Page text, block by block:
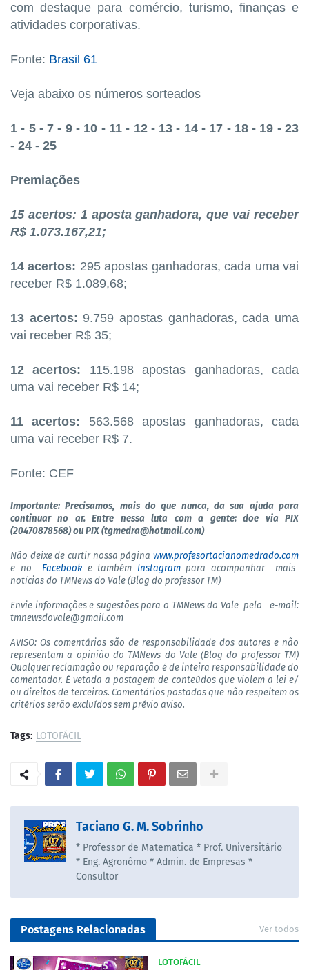
com destaque para comércio, turismo, finanças e
atividades corporativas.
Fonte: Brasil 61
Veja abaixo os números sorteados
1 - 5 - 7 - 9 - 10 - 11 - 12 - 13 - 14 - 17 - 18 - 19 - 23
- 24 - 25
Premiações
15 acertos: 1 aposta ganhadora, que vai receber
R$ 1.073.167,21;
14 acertos: 295 apostas ganhadoras, cada uma vai
receber R$ 1.089,68;
13 acertos: 9.759 apostas ganhadoras, cada uma
vai receber R$ 35;
12 acertos: 115.198 apostas ganhadoras, cada
uma vai receber R$ 14;
11 acertos: 563.568 apostas ganhadoras, cada
uma vai receber R$ 7.
Fonte: CEF
Importante: Precisamos, mais do que nunca, da sua ajuda para
continuar no ar. Entre nessa luta com a gente: doe via PIX
(20470878568) ou PIX (tgmedra@hotmail.com)
Não deixe de curtir nossa página www.profesortacianomedrado.com
e no Facebooke também Instagrampara acompanhar mais
notícias do TMNews do Vale (Blog do professor TM)
Envie informações e sugestões para o TMNews do Vale pelo
e-mail:
tmnewsdovale@gmail.com
AVISO: Os comentários são de responsabilidade dos autores e não
representam a opinião do TMNews do Vale (Blog do professor TM)
Qualquer reclamação ou reparação é de inteira responsabilidade do
comentador. É vetada a postagem de conteúdos que violem a lei e/
ou direitos de terceiros. Comentários postados que não respeitem os
critérios serão excluídos sem prévio aviso.
Tags: LOTOFÁCIL
Taciano G. M. Sobrinho
* Professor de Matematica * Prof. Universitário
* Eng. Agronômo * Admin. de Empresas *
Consultor
Postagens Relacionadas Ver todos
LOTOFÁCIL